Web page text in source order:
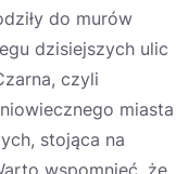
do murów
dzisiejszych ulic
czyli
miasta
stojąca na
wspomnieć, że